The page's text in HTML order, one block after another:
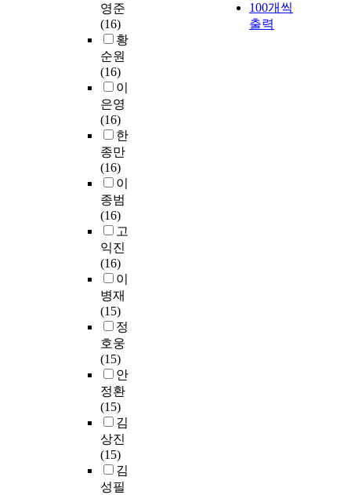
영준
(16)
황
순원
(16)
이
은영
(16)
한
종만
(16)
이
종범
(16)
고
익진
(16)
이
병재
(15)
정
호웅
(15)
안
정환
(15)
김
상진
(15)
김
성필
100개씩
출력